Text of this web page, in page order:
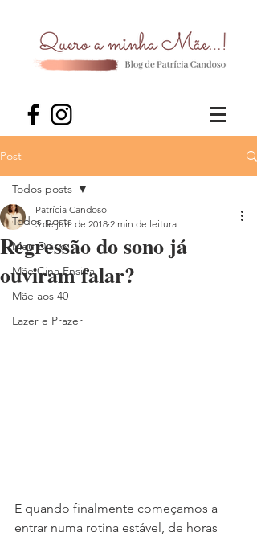
Post
Todos posts
Meu Diário
Mãe Cina Ensina
Mãe aos 40
Lazer e Prazer
Todos posts
Regressão do sono já
ouviram falar?
Patrícia Candoso
3 de jun. de 2018 2 min de leitura
E quando finalmente começamos a
entrar numa rotina estável, de horas